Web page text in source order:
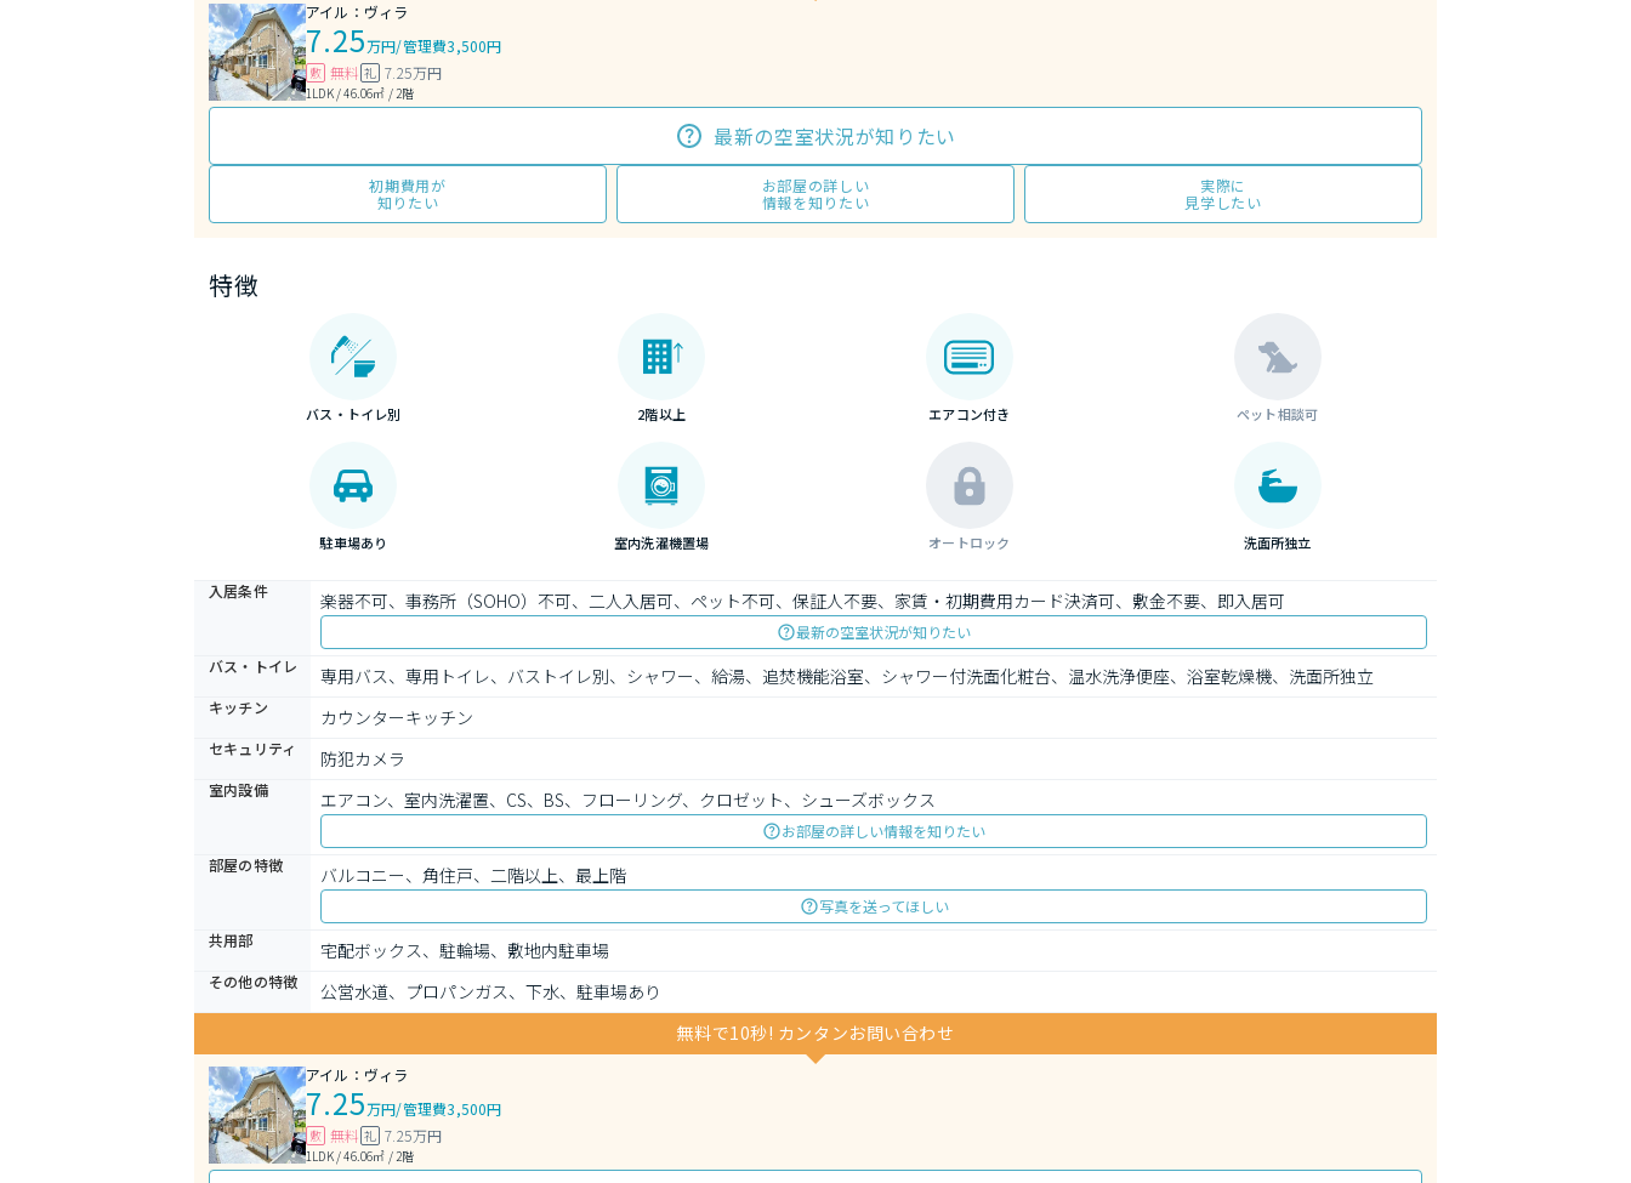
アイル：ヴィラ
7.25万円/管理費3,500円
敷 無料 礼 7.25万円
1LDK / 46.06㎡ / 2階
最新の空室状況が知りたい
初期費用が
知りたい
お部屋の詳しい
情報を知りたい
実際に
見学したい
特徴
バス・トイレ別 2階以上 エアコン付き ペット相談可
駐車場あり 室内洗濯機置場 オートロック 洗面所独立
入居条件 楽器不可、事務所（SOHO）不可、二人入居可、ペット不可、保証人不要、家賃・初期費用カード決済可、敷金不要、即入居可
最新の空室状況が知りたい
バス・トイレ
専用バス、専用トイレ、バストイレ別、シャワー、給湯、追焚機能浴室、シャワー付洗面化粧台、温水洗浄便座、浴室乾燥機、洗面所独立
キッチン カウンターキッチン
セキュリティ 防犯カメラ
室内設備 エアコン、室内洗濯置、CS、BS、フローリング、クロゼット、シューズボックス
お部屋の詳しい情報を知りたい
部屋の特徴
バルコニー、角住戸、二階以上、最上階
写真を送ってほしい
共用部
宅配ボックス、駐輪場、敷地内駐車場
その他の特徴
公営水道、プロパンガス、下水、駐車場あり
無料で10秒! カンタンお問い合わせ
アイル：ヴィラ
7.25万円/管理費3,500円
敷 無料 礼 7.25万円
1LDK / 46.06㎡ / 2階